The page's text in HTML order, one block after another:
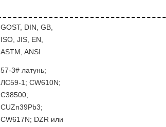
GOST, DIN, GB,
ISO, JIS, EN,
ASTM, ANSI
57-3# латунь;
ЛС59-1; CW610N;
С38500;
CUZn39Pb3;
CW617N; DZR или